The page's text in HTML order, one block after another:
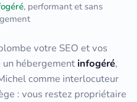
, performant et sans
votre SEO et vos
hébergement infogéré,
comme interlocuteur
: vous restez propriétaire